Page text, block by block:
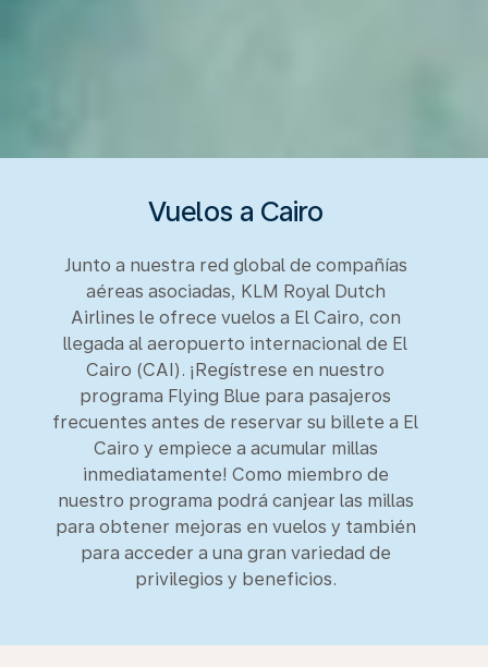
Vuelos a Cairo
Junto a nuestra red global de compañías
aéreas asociadas, KLM Royal Dutch
Airlines le ofrece vuelos a El Cairo, con
llegada al aeropuerto internacional de El
Cairo (CAI). ¡Regístrese en nuestro
programa Flying Blue para pasajeros
frecuentes antes de reservar su billete a El
Cairo y empiece a acumular millas
inmediatamente! Como miembro de
nuestro programa podrá canjear las millas
para obtener mejoras en vuelos y también
para acceder a una gran variedad de
privilegios y beneficios.